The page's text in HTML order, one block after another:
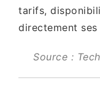
tarifs,
directement
Source :